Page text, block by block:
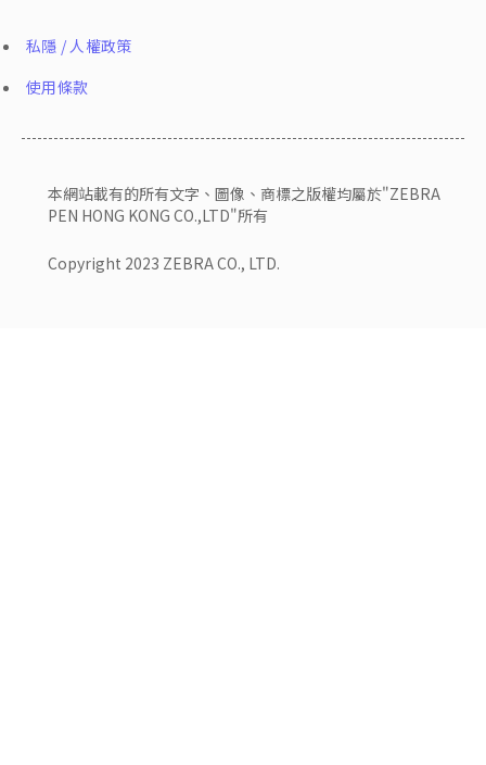
本網站載有的所有文字、圖像、商標之版權均屬於"ZEBRA
PEN HONG KONG CO.,LTD"所有
Copyright 2023 ZEBRA CO., LTD.
私隱 / 人權政策
使用條款